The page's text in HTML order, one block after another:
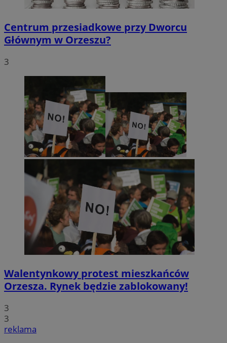
Centrum przesiadkowe przy Dworcu
Głównym w Orzeszu?
3
Walentynkowy protest mieszkańców
Orzesza. Rynek będzie zablokowany!
3
3
reklama